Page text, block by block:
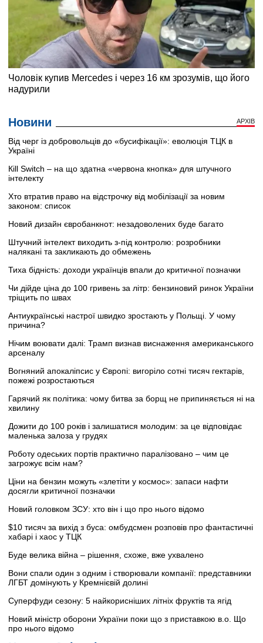
Новини АРХІВ
Від черг із добровольців до «бусифікації»: еволюція ТЦК в
Україні
Кill Switch – на що здатна «червона кнопка» для штучного
інтелекту
Хто втратив право на відстрочку від мобілізації за новим
законом: список
Новий дизайн євробанкнот: незадоволених буде багато
Штучний інтелект виходить з-під контролю: розробники
налякані та закликають до обмежень
Тиха бідність: доходи українців впали до критичної позначки
Чи дійде ціна до 100 гривень за літр: бензиновий ринок України
тріщить по швах
Антиукраїнські настрої швидко зростають у Польщі. У чому
причина?
Нічим воювати далі: Трамп визнав виснаження американського
арсеналу
Вогняний апокаліпсис у Європі: вигоріло сотні тисяч гектарів,
пожежі розростаються
Гарячий як політика: чому битва за борщ не припиняється ні на
хвилину
Дожити до 100 років і залишатися молодим: за це відповідає
маленька залоза у грудях
Роботу одеських портів практично паралізовано – чим це
загрожує всім нам?
Ціни на бензин можуть «злетіти у космос»: запаси нафти
досягли критичної позначки
Новий головком ЗСУ: хто він і що про нього відомо
$10 тисяч за вихід з буса: омбудсмен розповів про фантастичні
хабарі і хаос у ТЦК
Буде велика війна – рішення, схоже, вже ухвалено
Вони спали один з одним і створювали компанії: представники
ЛГБТ домінують у Кремнієвій долині
Суперфуди сезону: 5 найкорисніших літніх фруктів та ягід
Новий міністр оборони України поки що з приставкою в.о. Що
про нього відомо